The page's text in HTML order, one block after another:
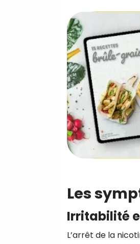
Les
Irritabilité
L’arrêt de la